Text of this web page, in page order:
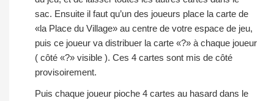
sac. Ensuite il faut qu’un des joueurs place la carte de
«la Place du Village» au centre de votre espace de jeu,
puis ce joueur va distribuer la carte «?» à chaque joueur
( côté «?» visible ). Ces 4 cartes sont mis de côté
provisoirement.
Puis chaque joueur pioche 4 cartes au hasard dans le